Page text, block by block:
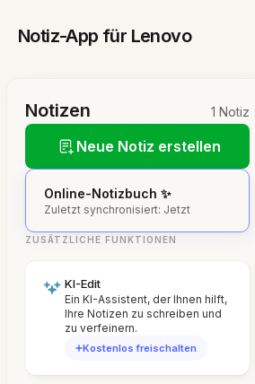
Notiz-App für Lenovo
Notizen 1 Notiz
Neue Notiz erstellen
Online-Notizbuch ✨
Zuletzt synchronisiert: Jetzt
ZUSÄTZLICHE FUNKTIONEN
KI-Edit
Ein KI-Assistent, der Ihnen hilft,
Ihre Notizen zu schreiben und
zu verfeinern.
Kostenlos freischalten